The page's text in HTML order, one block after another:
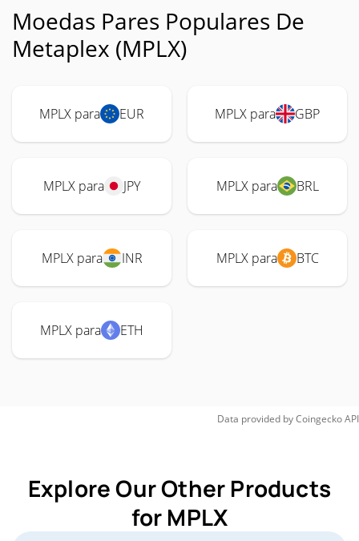
Moedas Pares Populares De
Metaplex (MPLX)
MPLX para EUR MPLX para GBP
MPLX para JPY MPLX para BRL
MPLX para INR MPLX para BTC
MPLX para ETH
Data provided byCoingeckoAPI
Explore Our Other Products
for MPLX